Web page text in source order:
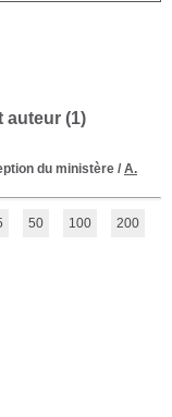
auteur (1)
du ministère / A.
50 100 200